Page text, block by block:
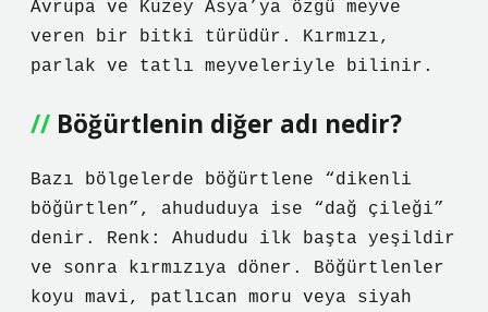
Avrupa ve Kuzey Asya’ya özgü meyve
veren bir bitki türüdür. Kırmızı,
parlak ve tatlı meyveleriyle bilinir.
Böğürtlenin diğer adı nedir?
Bazı bölgelerde böğürtlene “dikenli
böğürtlen”, ahududuya ise “dağ çileği”
denir. Renk: Ahududu ilk başta yeşildir
ve sonra kırmızıya döner. Böğürtlenler
koyu mavi, patlıcan moru veya siyah